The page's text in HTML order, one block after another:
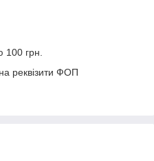
100 грн.
реквізити ФОП